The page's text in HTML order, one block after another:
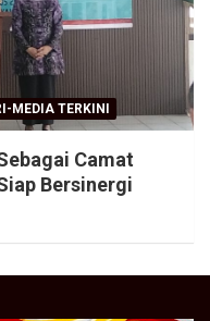
MEDIA TERKINI
Camat
Bersinergi